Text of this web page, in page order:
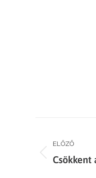
Post
ELŐZŐ
Previous